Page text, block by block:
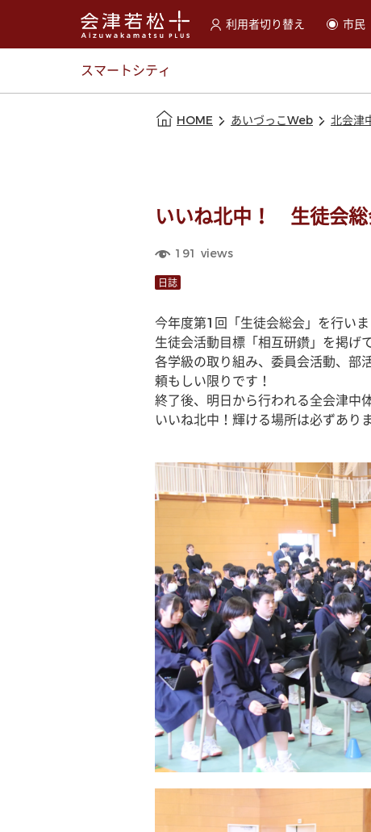
利用者切り替え
選択すると利用者の切替が
市民
スマートシティ
HOME あいづっこWeb 北会津
いいね北中！ 生徒会総
191 views
日誌
今年度第1回「生徒会総会」を行いま
生徒会活動目標「相互研鑽」を掲げ
各学級の取り組み、委員会活動、部
頼もしい限りです！
終了後、明日から行われる全会津中
いいね北中！輝ける場所は必ずあり